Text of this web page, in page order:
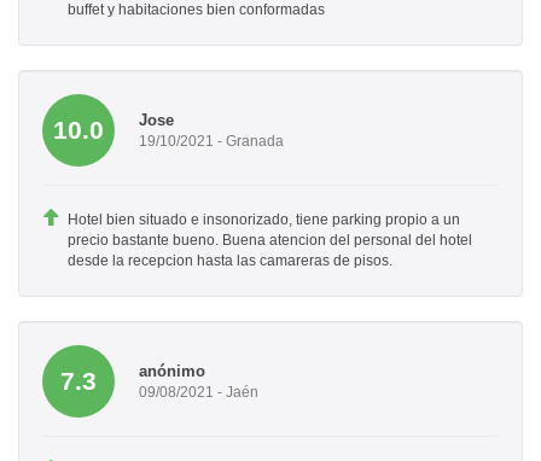
buffet y habitaciones bien conformadas
10.0 Jose
19/10/2021 - Granada
Hotel bien situado e insonorizado, tiene parking propio a un
precio bastante bueno. Buena atencion del personal del hotel
desde la recepcion hasta las camareras de pisos.
7.3 anónimo
09/08/2021 - Jaén